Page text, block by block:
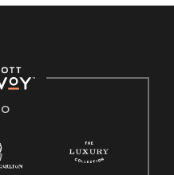
(FMLA)